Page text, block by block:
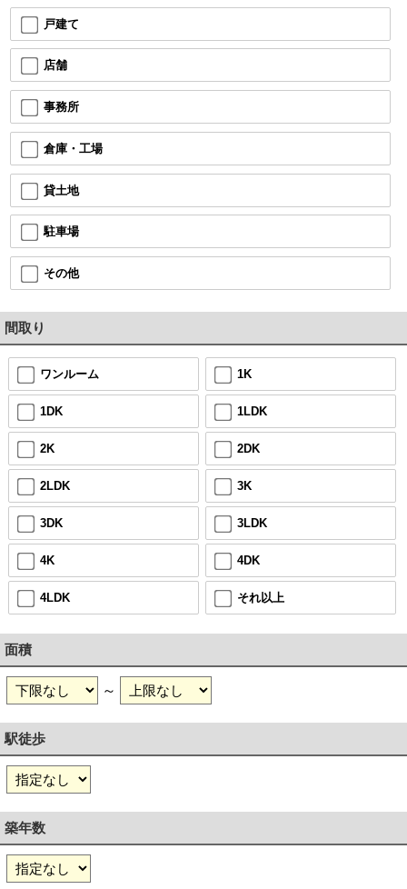
戸建て
店舗
事務所
倉庫・工場
貸土地
駐車場
その他
間取り
ワンルーム 1K
1DK 1LDK
2K 2DK
2LDK 3K
3DK 3LDK
4K 4DK
4LDK それ以上
面積
～
駅徒歩
築年数